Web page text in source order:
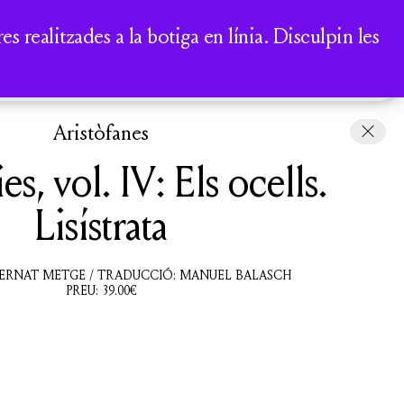
COMPTE CISTELLA
Aristòfanes
vol. IV: Els ocells.
Lisístrata
METGE / TRADUCCIÓ: MANUEL BALASCH
PREU: 39.00€
realitzades a la botiga en línia. Disculpin les